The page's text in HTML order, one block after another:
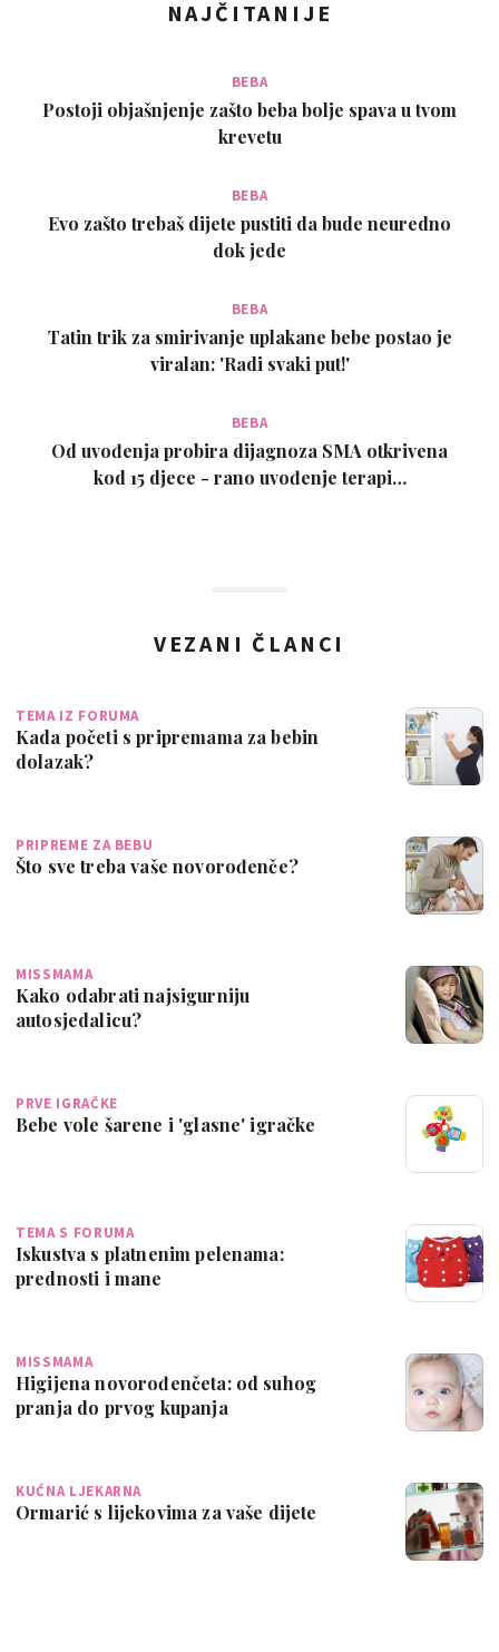
NAJČITANIJE
BEBA
Postoji objašnjenje zašto beba bolje spava u tvom
krevetu
BEBA
Evo zašto trebaš dijete pustiti da bude neuredno
dok jede
BEBA
Tatin trik za smirivanje uplakane bebe postao je
viralan: 'Radi svaki put!'
BEBA
Od uvođenja probira dijagnoza SMA otkrivena
kod 15 djece - rano uvođenje terapi…
VEZANI ČLANCI
TEMA IZ FORUMA
Kada početi s pripremama za bebin
dolazak?
PRIPREME ZA BEBU
Što sve treba vaše novorođenče?
MISSMAMA
Kako odabrati najsigurniju
autosjedalicu?
PRVE IGRAČKE
Bebe vole šarene i 'glasne' igračke
TEMA S FORUMA
Iskustva s platnenim pelenama:
prednosti i mane
MISSMAMA
Higijena novorođenčeta: od suhog
pranja do prvog kupanja
KUĆNA LJEKARNA
Ormarić s lijekovima za vaše dijete